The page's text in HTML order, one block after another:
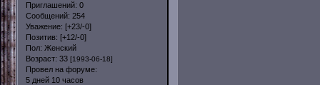
Приглашений: 0
Сообщений: 254
Уважение: [+23/-0]
Позитив: [+12/-0]
Пол: Женский
Возраст: 33 [1993-06-18]
Провел на форуме:
5 дней 10 часов